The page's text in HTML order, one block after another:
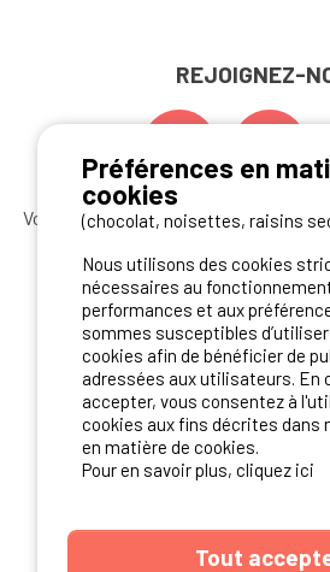
REJOIGNEZ-
Vous souhaitez bénéficier des
S'ABONNER
NOS
Préférences en
cookies
(chocolat, noisettes, raisins
Nous utilisons des cookies
nécessaires au
performances et aux
sommes susceptibles
cookies afin de bénéficier de
adressées aux utilisateurs. En
accepter, vous consentez à
cookies aux fins décrites dans
en matière de cookies.
Pour en savoir plus, cliquez ici
Tout